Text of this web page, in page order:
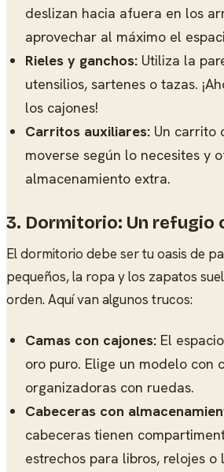
deslizan hacia afuera en los
aprovechar al máximo el
Rieles y ganchos: Utiliza la
utensilios, sartenes o tazas.
los cajones!
Carritos auxiliares: Un carrito
moverse según lo necesites y
almacenamiento extra.
3. Dormitorio: Un refugio
El dormitorio debe ser tu oasis de
pequeños, la ropa y los zapatos
orden. Aquí van algunos trucos:
Camas con cajones: El
oro puro. Elige un modelo con
organizadoras con ruedas.
Cabeceras con
cabeceras tienen
estrechos para libros, relojes o